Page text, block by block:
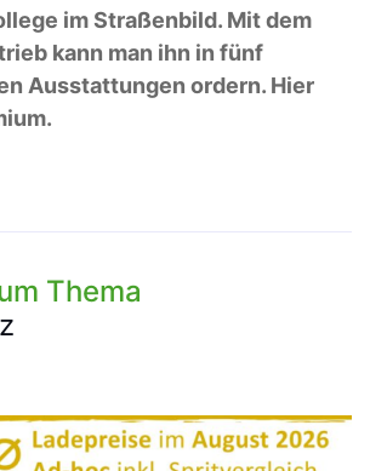
im Straßenbild. Mit dem
kann man ihn in fünf
Ausstattungen ordern. Hier
Thema